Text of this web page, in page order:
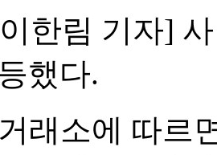
한림 기자]
했다.
래소에 따르